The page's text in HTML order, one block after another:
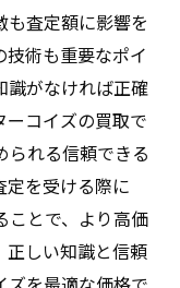
も査定額に影響を
術も重要なポイ
識がなければ正確
ーコイズの買取で
られる信頼できる
定を受ける際に
ことで、より高価
正しい知識と信頼